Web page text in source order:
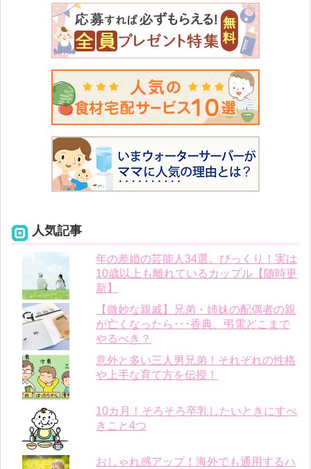
人気記事
年の差婚の芸能人34選。びっくり！実は
10歳以上も離れているカップル【随時更
新】
【微妙な親戚】兄弟・姉妹の配偶者の親
が亡くなったら･･･香典、弔電どこまで
やるべき？
意外と多い三人男兄弟！それぞれの性格
や上手な育て方を伝授！
10カ月！そろそろ卒乳したいときにすべ
きこと4つ
おしゃれ感アップ！海外でも通用するハ